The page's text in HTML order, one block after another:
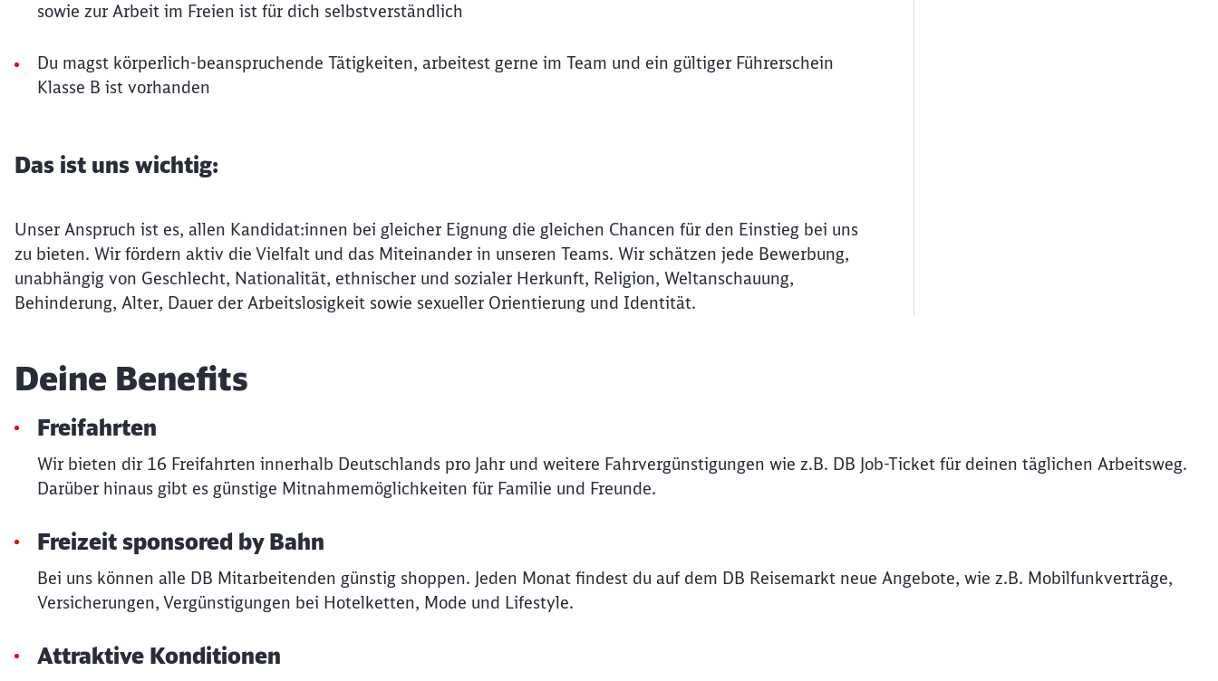
sowie zur Arbeit im Freien ist für dich selbstverständlich
Du magst körperlich-beanspruchende Tätigkeiten, arbeitest gerne im Team und ein gültiger Führerschein
Klasse B ist vorhanden
Das ist uns wichtig:
Unser Anspruch ist es, allen Kandidat:innen bei gleicher Eignung die gleichen Chancen für den Einstieg bei uns
zu bieten. Wir fördern aktiv die Vielfalt und das Miteinander in unseren Teams. Wir schätzen jede Bewerbung,
unabhängig von Geschlecht, Nationalität, ethnischer und sozialer Herkunft, Religion, Weltanschauung,
Behinderung, Alter, Dauer der Arbeitslosigkeit sowie sexueller Orientierung und Identität.
Deine Benefits
Freifahrten
Wir bieten dir 16 Freifahrten innerhalb Deutschlands pro Jahr und weitere Fahrvergünstigungen wie z.B. DB Job-Ticket für deinen täglichen Arbeitsweg.
Darüber hinaus gibt es günstige Mitnahmemöglichkeiten für Familie und Freunde.
Freizeit sponsored by Bahn
Bei uns können alle DB Mitarbeitenden günstig shoppen. Jeden Monat findest du auf dem DB Reisemarkt neue Angebote, wie z.B. Mobilfunkverträge,
Versicherungen, Vergünstigungen bei Hotelketten, Mode und Lifestyle.
Attraktive Konditionen
Abbrechen